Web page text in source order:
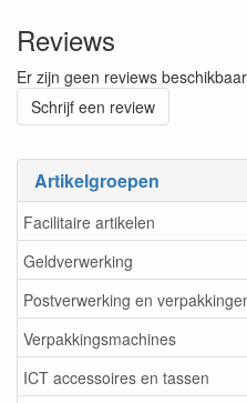
Artikelgroepen
Facilitaire artikelen
Geldverwerking
Postverwerking en
Verpakkingsmachines
ICT accessoires en tassen
Reviews
Er zijn geen reviews
Schrijf een review